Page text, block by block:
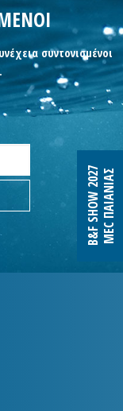
B&F SHOW 2027MEC ΠΑΙΑΝΙΑΣ
συντονισμένοι